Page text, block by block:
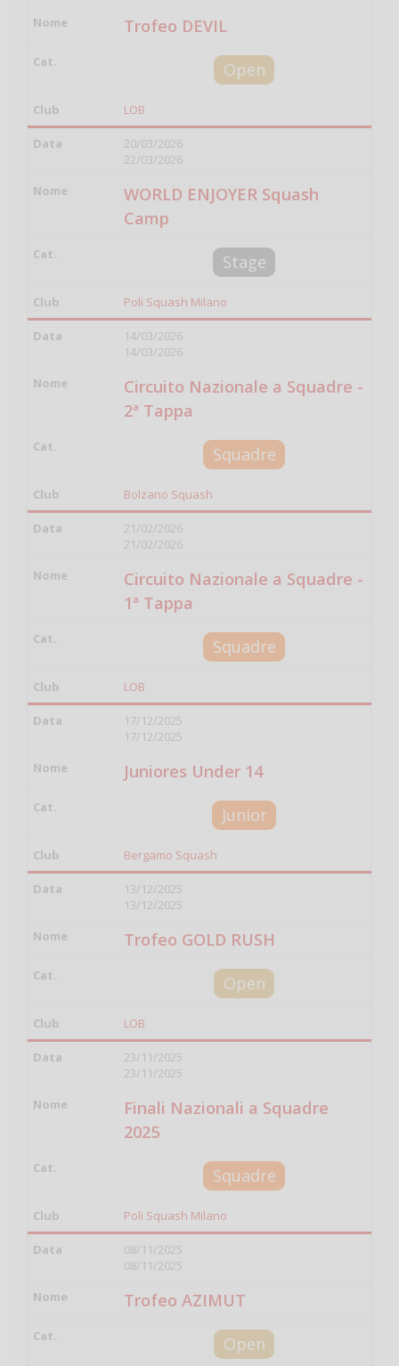
Trofeo DEVIL
Open
LOB
20/03/2026
22/03/2026
WORLD ENJOYER Squash
Camp
Stage
Poli Squash Milano
14/03/2026
14/03/2026
Circuito Nazionale a Squadre -
2ª Tappa
Squadre
Bolzano Squash
21/02/2026
21/02/2026
Circuito Nazionale a Squadre -
1ª Tappa
Squadre
LOB
17/12/2025
17/12/2025
Juniores Under 14
Junior
Bergamo Squash
13/12/2025
13/12/2025
Trofeo GOLD RUSH
Open
LOB
23/11/2025
23/11/2025
Finali Nazionali a Squadre
2025
Squadre
Poli Squash Milano
08/11/2025
08/11/2025
Trofeo AZIMUT
Open